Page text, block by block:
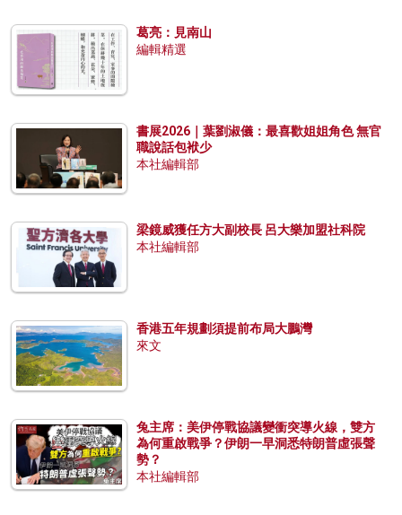
葛亮：見南山
編輯精選
書展2026｜葉劉淑儀：最喜歡姐姐角色 無官
職說話包袱少
本社編輯部
梁鏡威獲任方大副校長 呂大樂加盟社科院
本社編輯部
香港五年規劃須提前布局大鵬灣
來文
兔主席：美伊停戰協議變衝突導火線，雙方
為何重啟戰爭？伊朗一早洞悉特朗普虛張聲
勢？
本社編輯部